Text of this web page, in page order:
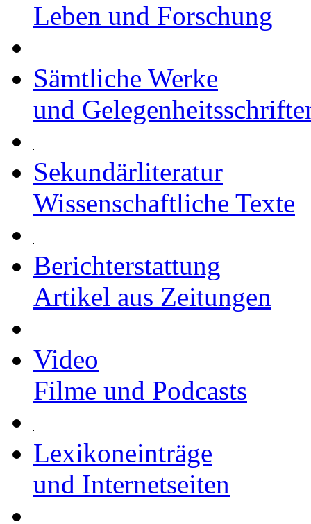
Leben und Forschung
Sämtliche Werke
und
Sekundärliteratur
Wissenschaftliche Texte
Berichterstattung
Artikel aus Zeitungen
Video
Filme und Podcasts
Lexikoneinträge
und Internetseiten